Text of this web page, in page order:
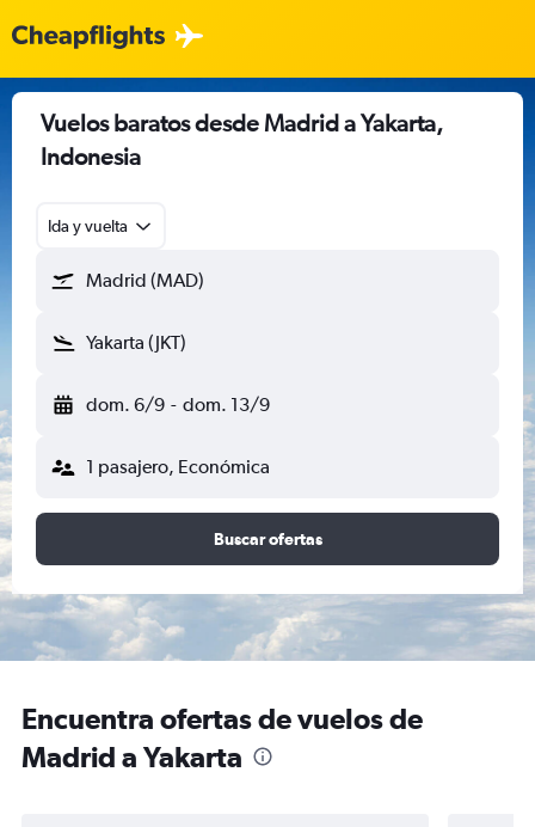
Vuelos baratos desde Madrid a Yakarta,
Indonesia
Ida y vuelta
Madrid (MAD)
Yakarta (JKT)
dom. 6/9 - dom. 13/9
1 pasajero, Económica
Buscar ofertas
Encuentra ofertas de vuelos de
Madrid a Yakarta